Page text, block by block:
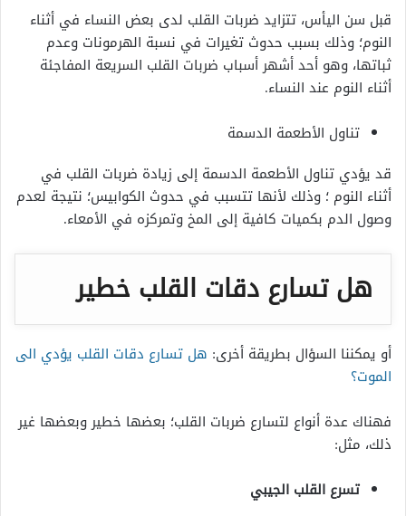
قبل سن اليأس، تتزايد ضربات القلب لدى بعض النساء في أثناء
النوم؛ وذلك بسبب حدوث تغيرات في نسبة الهرمونات وعدم
ثباتها، وهو أحد أشهر أسباب ضربات القلب السريعة المفاجئة
أثناء النوم عند النساء.
تناول الأطعمة الدسمة
قد يؤدي تناول الأطعمة الدسمة إلى زيادة ضربات القلب في
أثناء النوم ؛ وذلك لأنها تتسبب في حدوث الكوابيس؛ نتيجة لعدم
وصول الدم بكميات كافية إلى المخ وتمركزه في الأمعاء.
هل تسارع دقات القلب خطير
أو يمكننا السؤال بطريقة أخرى: هل تسارع دقات القلب يؤدي الى
الموت؟
فهناك عدة أنواع لتسارع ضربات القلب؛ بعضها خطير وبعضها غير
ذلك، مثل:
تسرع القلب الجيبي